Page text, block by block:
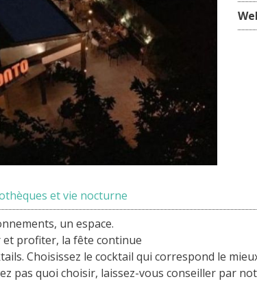
et vie nocturne
un espace.
et profiter, la fête continue
Choisissez le cocktail qui correspond le
pas quoi choisir, laissez-vous conseiller par